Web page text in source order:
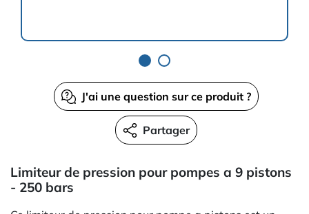
J'ai une question sur ce produit ?
Partager
Limiteur de pression pour pompes a 9 pistons
- 250 bars